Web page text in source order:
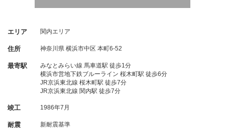
エリア 関内エリア
住所 神奈川県 横浜市中区 本町6-52
最寄駅
みなとみらい線 馬車道駅 徒歩1分
横浜市営地下鉄ブルーライン 桜木町駅 徒歩6分
JR京浜東北線 桜木町駅 徒歩7分
JR京浜東北線 関内駅 徒歩7分
竣工 1986年7月
耐震 新耐震基準